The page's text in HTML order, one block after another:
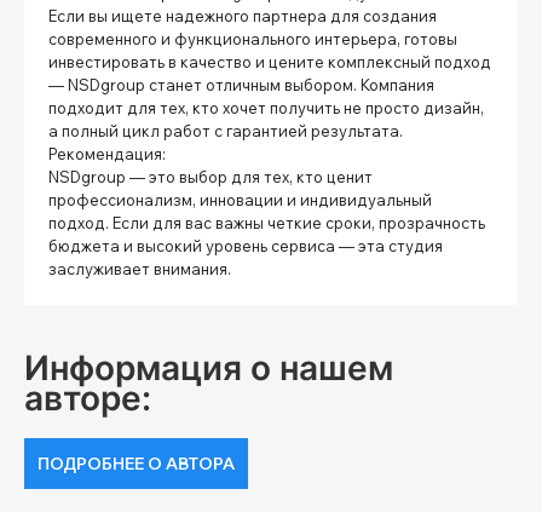
Если вы ищете надежного партнера для создания
современного и функционального интерьера, готовы
инвестировать в качество и цените комплексный подход
— NSDgroup станет отличным выбором. Компания
подходит для тех, кто хочет получить не просто дизайн,
а полный цикл работ с гарантией результата.
Рекомендация:
NSDgroup — это выбор для тех, кто ценит
профессионализм, инновации и индивидуальный
подход. Если для вас важны четкие сроки, прозрачность
бюджета и высокий уровень сервиса — эта студия
заслуживает внимания.
Информация о нашем
авторе:
ПОДРОБНЕЕ О АВТОРА